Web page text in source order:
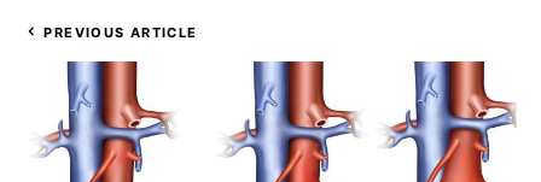
PREVIOUS ARTICLE